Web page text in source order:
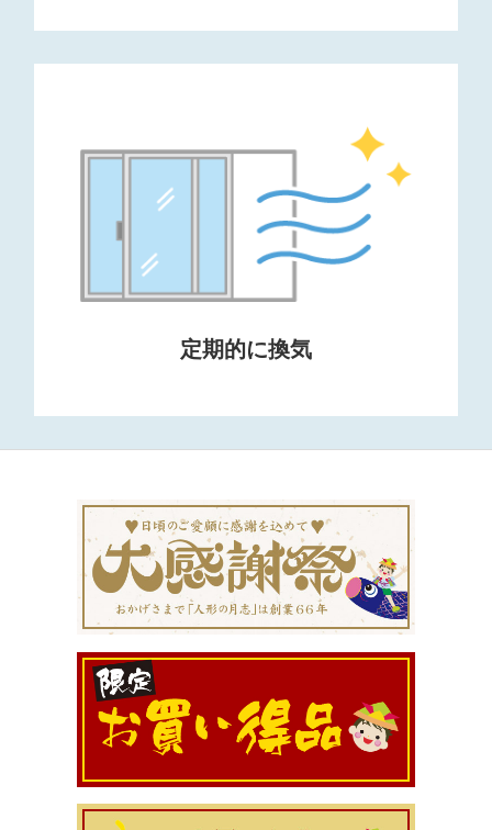
定期的に換気